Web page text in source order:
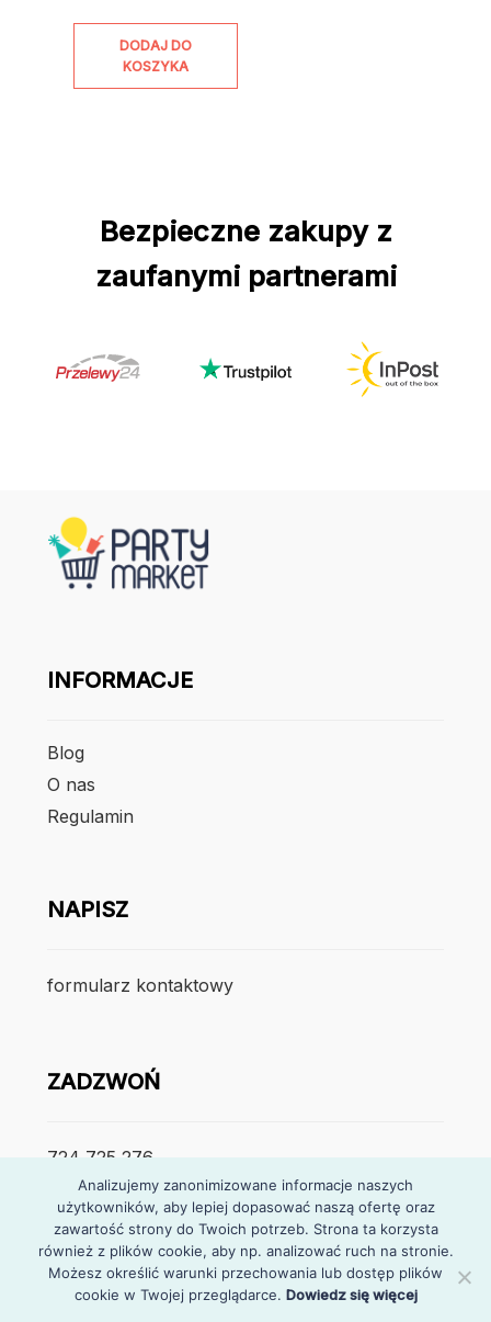
DODAJ DO
KOSZYKA
Bezpieczne zakupy z
zaufanymi partnerami
INFORMACJE
Blog
O nas
Regulamin
NAPISZ
formularz kontaktowy
ZADZWOŃ
724 725 276
poniedzialek – piątek
7:30 – 15:30
Analizujemy zanonimizowane informacje naszych
użytkowników, aby lepiej dopasować naszą ofertę oraz
zawartość strony do Twoich potrzeb. Strona ta korzysta
również z plików cookie, aby np. analizować ruch na stronie.
Możesz określić warunki przechowania lub dostęp plików
cookie w Twojej przeglądarce. Dowiedz się więcej